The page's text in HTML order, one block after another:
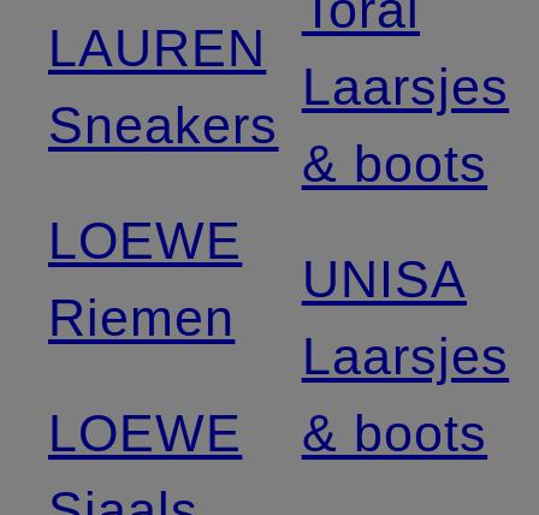
LAUREN
Sneakers
LOEWE
Riemen
LOEWE
Laarsjes
& boots
UNISA
Laarsjes
& boots